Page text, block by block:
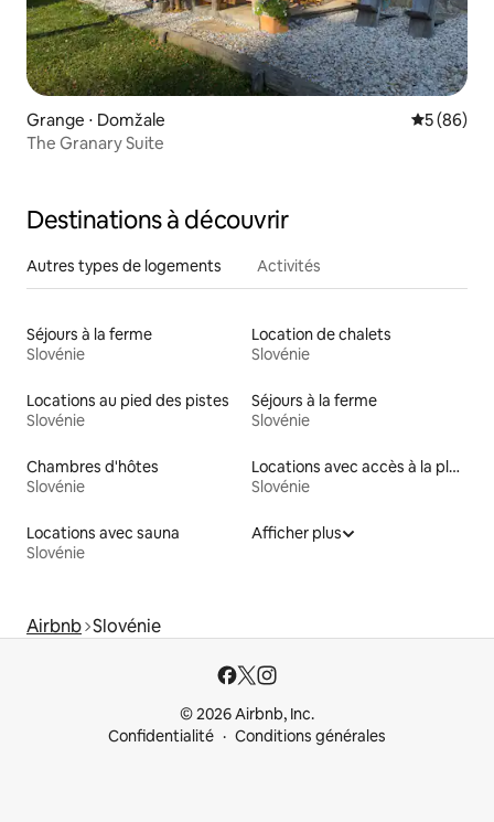
Grange ⋅ Domžale
5 (86)
The Granary Suite
Destinations à découvrir
Autres types de logements Activités
Séjours à la ferme
Slovénie
Location de chalets
Slovénie
Locations au pied des pistes
Slovénie
Séjours à la ferme
Slovénie
Chambres d'hôtes
Slovénie
Locations avec accès à la plage
Slovénie
Locations avec sauna
Slovénie
Afficher plus
Airbnb Slovénie
© 2026 Airbnb, Inc.
Confidentialité
Conditions générales